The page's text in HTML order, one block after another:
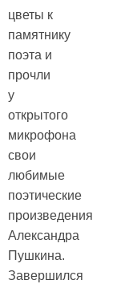
цветы к
памятнику
поэта и
прочли
у
открытого
микрофона
свои
любимые
поэтические
произведения
Александра
Пушкина.
Завершился